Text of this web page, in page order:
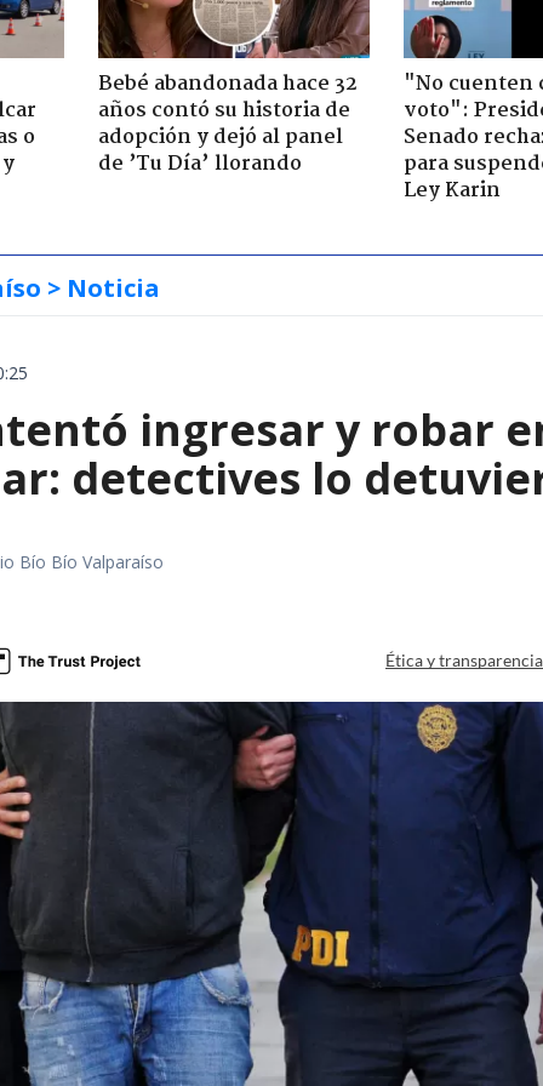
o
Bebé abandonada hace 32
años contó su historia de
adopción y dejó al panel
de ’Tu Día’ llorando
"No cuenten
voto":
Senado
para
Ley Karin
> Noticia
ingresar y robar
detectives lo
Bío Bío Valparaíso
Ética y